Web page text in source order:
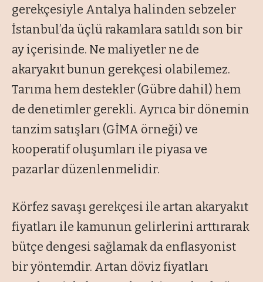
gerekçesiyle Antalya halinden sebzeler
İstanbul’da üçlü rakamlara satıldı son bir
ay içerisinde. Ne maliyetler ne de
akaryakıt bunun gerekçesi olabilemez.
Tarıma hem destekler (Gübre dahil) hem
de denetimler gerekli. Ayrıca bir dönemin
tanzim satışları (GİMA örneği) ve
kooperatif oluşumları ile piyasa ve
pazarlar düzenlenmelidir.
Körfez savaşı gerekçesi ile artan akaryakıt
fiyatları ile kamunun gelirlerini arttırarak
bütçe dengesi sağlamak da enflasyonist
bir yöntemdir. Artan döviz fiyatları